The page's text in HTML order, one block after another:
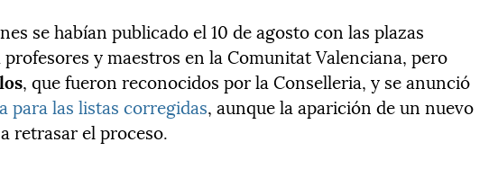
se habían publicado el 10 de agosto con las plazas
y maestros en la Comunitat Valenciana, pero
, que fueron reconocidos por la Conselleria, y se anunció
para las listas corregidas, aunque la aparición de un nuevo
retrasar el proceso.